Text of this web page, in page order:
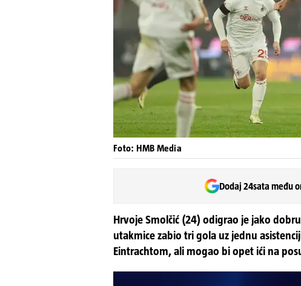
Foto: HMB Media
Dodaj 24sata među
Hrvoje Smolčić (24) odigrao je jako
utakmice zabio tri gola uz jednu
Eintrachtom, ali mogao bi opet ići na